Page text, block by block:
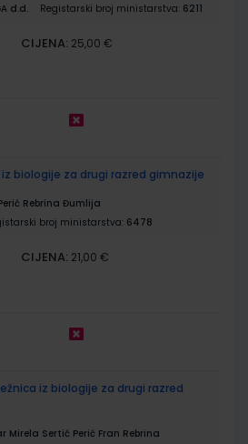
d.d. Registarski broj ministarstva: 6211
CIJENA: 25,00 €
iz biologije za drugi razred gimnazije
Rebrina Đumlija
broj ministarstva: 6478
CIJENA: 21,00 €
iz biologije za drugi razred
Mirela Sertić Perić Fran Rebrina